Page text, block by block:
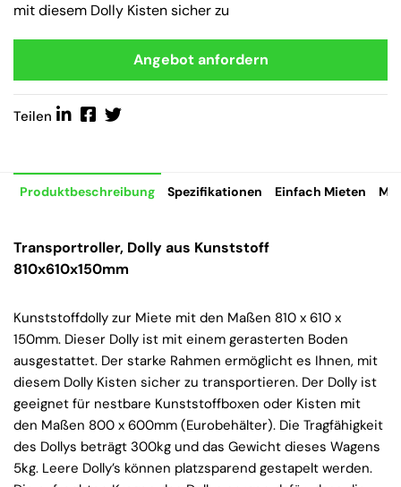
mit diesem Dolly Kisten sicher zu
Angebot anfordern
Teilen
Produktbeschreibung Spezifikationen Einfach Mieten
Transportroller, Dolly aus Kunststoff
810x610x150mm
Kunststoffdolly zur Miete mit den Maßen 810 x 610 x
150mm. Dieser Dolly ist mit einem gerasterten Boden
ausgestattet. Der starke Rahmen ermöglicht es Ihnen, mit
diesem Dolly Kisten sicher zu transportieren. Der Dolly ist
geeignet für nestbare Kunststoffboxen oder Kisten mit
den Maßen 800 x 600mm (Eurobehälter). Die Tragfähigkeit
des Dollys beträgt 300kg und das Gewicht dieses Wagens
5kg. Leere Dolly’s können platzsparend gestapelt werden.